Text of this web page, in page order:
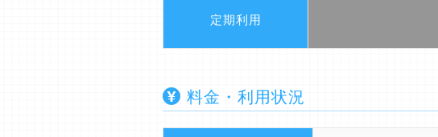
定期利用
料金・利用状況